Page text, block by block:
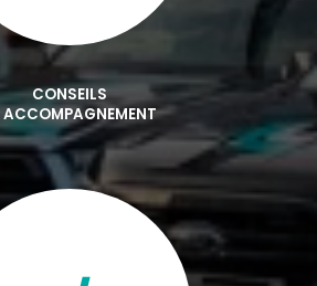
CONSEILS
ACCOMPAGNEMENT